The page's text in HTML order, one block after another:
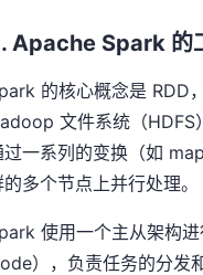
Apache Spark 的
的核心概念是 RDD
文件系统（HDFS
过一系列的变换（如
多个节点上并行处理。
使用一个主从架构
），负责任务的分发